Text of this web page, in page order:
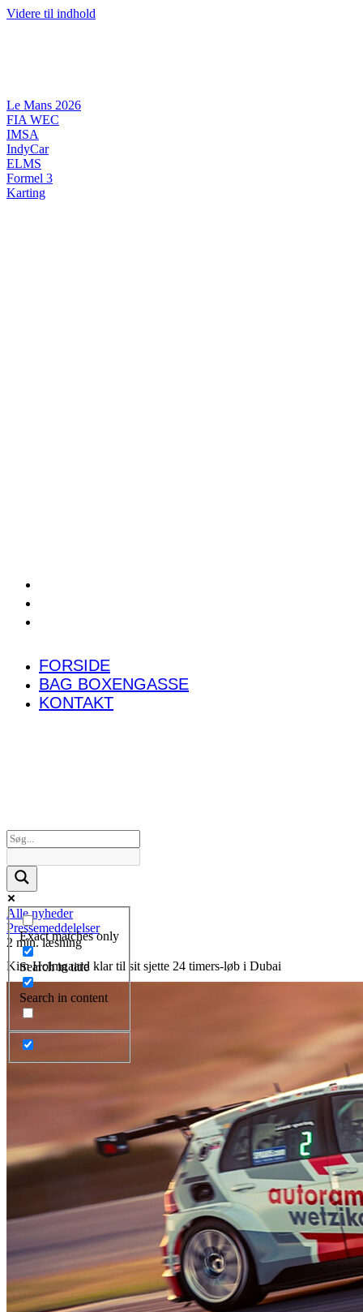
Videre til indhold
Le Mans 2026
FIA WEC
IMSA
IndyCar
ELMS
Formel 3
Karting
FORSIDE
BAG BOXENGASSE
KONTAKT
Exact matches only
Search in title
Search in content
Alle nyheder
Pressemeddelelser
2 min. læsning
Kim Holmgaard klar til sit sjette 24 timers-løb i Dubai